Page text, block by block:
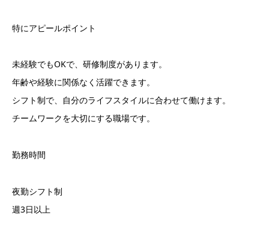
特にアピールポイント
未経験でもOKで、研修制度があります。
年齢や経験に関係なく活躍できます。
シフト制で、自分のライフスタイルに合わせて働けます。
チームワークを大切にする職場です。
勤務時間
夜勤シフト制
週3日以上